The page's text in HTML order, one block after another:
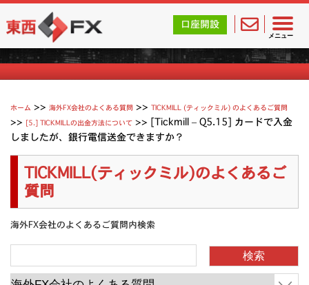
メニュー
東西FX｜海外FX会社（ブローカー）の無料口座開設サポ
口座開設
Tickmill (ティックミル) よくあるご質問
ホーム >>海外FX会社のよくある質問 >>TICKMILL (ティックミル) のよくあるご質問
>> [5.] TICKMILLの出金方法について >> [Tickmill – Q5.15] カードで入金
しましたが、銀行電信送金できますか？
TICKMILL(ティックミル)のよくあるご
質問
海外FX会社のよくあるご質問内検索